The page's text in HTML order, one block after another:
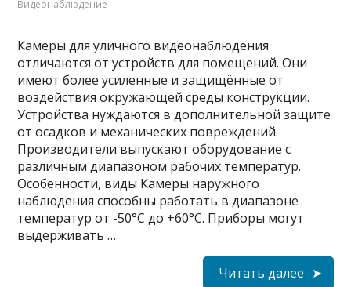
Видеонаблюдение
Камеры для уличного видеонаблюдения
отличаются от устройств для помещений. Они
имеют более усиленные и защищённые от
воздействия окружающей среды конструкции.
Устройства нуждаются в дополнительной защите
от осадков и механических повреждений.
Производители выпускают оборудование с
различным диапазоном рабочих температур.
Особенности, виды Камеры наружного
наблюдения способны работать в диапазоне
температур от -50°С до +60°С. Приборы могут
выдерживать …
Читать далее